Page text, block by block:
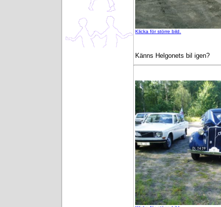
Klicka för större bild.
Känns Helgonets bil igen?